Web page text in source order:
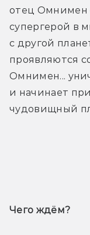
отец Омнимен
супергерой в
с другой
проявляются
Омнимен...
и начинает
чудовищный
Чего ждём?